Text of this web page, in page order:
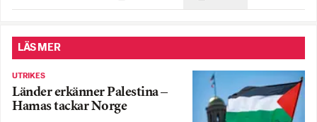
LÄS MER
UTRIKES
Länder erkänner Palestina –
Hamas tackar Norge